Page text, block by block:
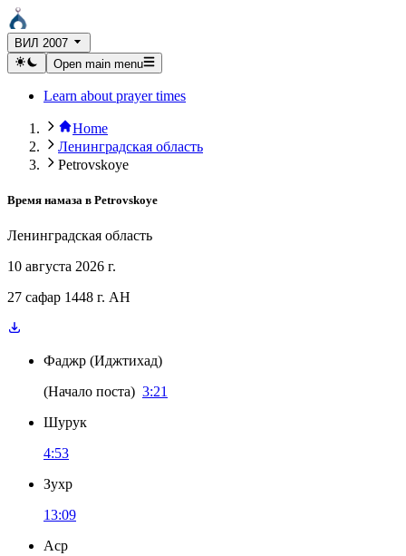
ВИЛ 2007
Open main menu
Learn about prayer times
Home
Ленинградская область
Petrovskoye
Время намаза в Petrovskoye
Ленинградская область
10 августа 2026 г.
27 сафар 1448 г. AH
Фаджр (Иджтихад)
(Начало поста) 3:21
Шурук
4:53
Зухр
13:09
Аср